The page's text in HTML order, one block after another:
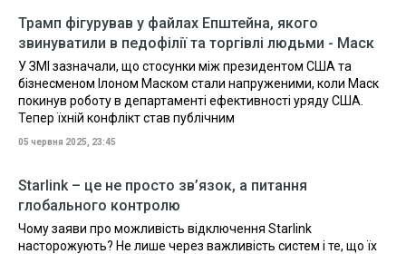
Трамп фігурував у файлах Епштейна, якого
звинуватили в педофілії та торгівлі людьми - Маск
У ЗМІ зазначали, що стосунки між президентом США та
бізнесменом Ілоном Маском стали напруженими, коли Маск
покинув роботу в департаменті ефективності уряду США.
Тепер їхній конфлікт став публічним
05 червня 2025, 23:45
Starlink – це не просто зв’язок, а питання
глобального контролю
Чому заяви про можливість відключення Starlink
насторожують? Не лише через важливість систем і те, що їх